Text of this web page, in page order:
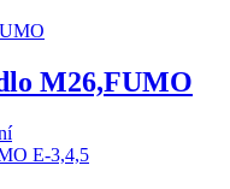
M26,FUMO